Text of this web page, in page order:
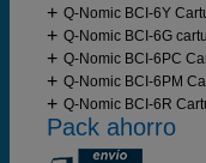
Q-Nomic BCI-6Y
Q-Nomic BCI-6G
Q-Nomic BCI-6PC
Q-Nomic BCI-6PM
Q-Nomic BCI-6R
Pack ahorro